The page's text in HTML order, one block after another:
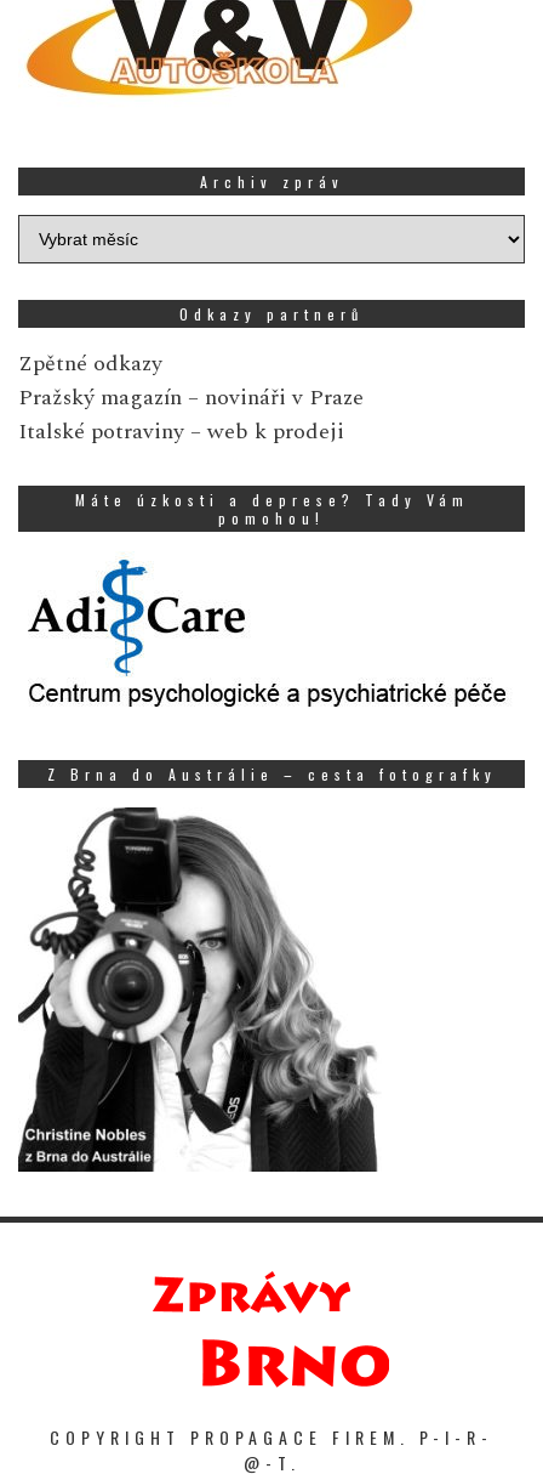
Archiv zpráv
Archiv
zpráv
Odkazy partnerů
Zpětné odkazy
Pražský magazín – novináři v Praze
Italské potraviny – web k prodeji
Máte úzkosti a deprese? Tady Vám
pomohou!
Z Brna do Austrálie – cesta fotografky
COPYRIGHT PROPAGACE FIREM. P-I-R-
@-T.